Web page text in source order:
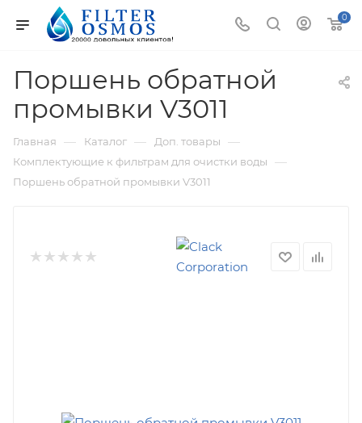
0
Поршень обратной
промывки V3011
Главная — Каталог — Доп. товары —
Комплектующие к фильтрам для очистки воды —
Поршень обратной промывки V3011